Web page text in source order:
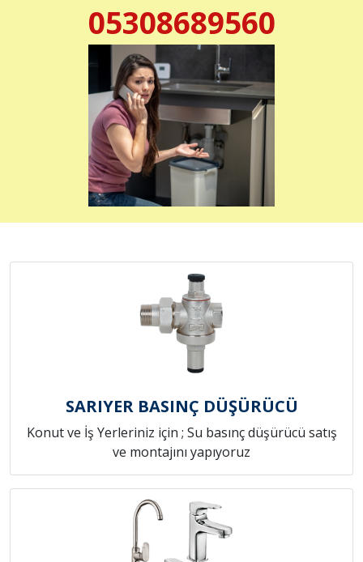
05308689560
SARIYER BASINÇ DÜŞÜRÜCÜ
Konut ve İş Yerleriniz için ; Su basınç düşürücü satış
ve montajını yapıyoruz